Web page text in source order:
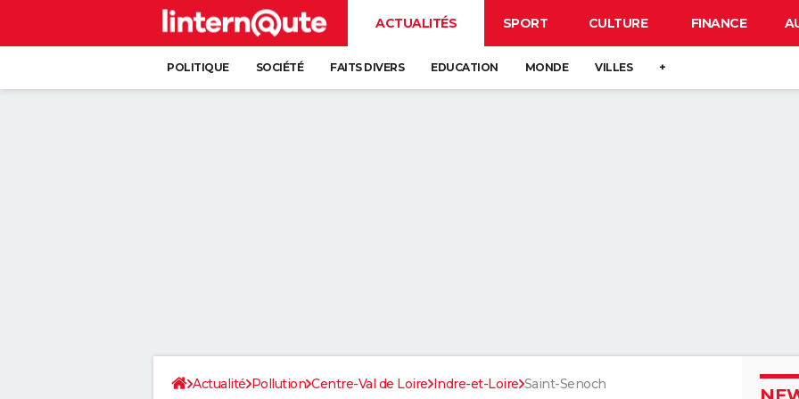
ACTUALITÉS SPORT CULTURE FINANCE
POLITIQUE SOCIÉTÉ FAITS DIVERS EDUCATION MONDE VILLES +
Actualité Pollution Centre-Val de Loire Indre-et-Loire Saint-Senoch